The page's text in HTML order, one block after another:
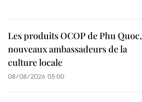
Les produits OCOP de Phu Quoc,
nouveaux ambassadeurs de la
culture locale
08/08/2026 05:00